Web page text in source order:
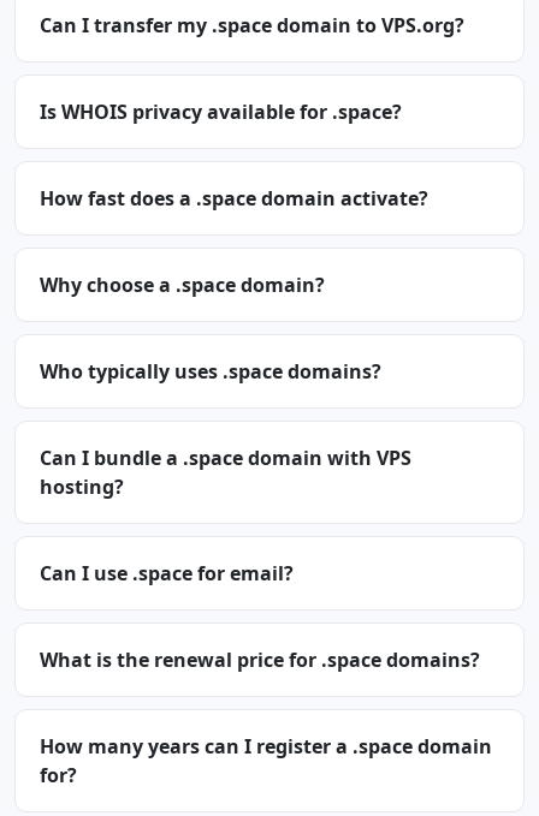
Can I transfer my .space domain to VPS.org?
Is WHOIS privacy available for .space?
How fast does a .space domain activate?
Why choose a .space domain?
Who typically uses .space domains?
Can I bundle a .space domain with VPS
hosting?
Can I use .space for email?
What is the renewal price for .space domains?
How many years can I register a .space domain
for?